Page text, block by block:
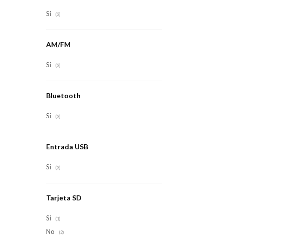
Si (3)
AM/FM
Si (3)
Bluetooth
Si (3)
Entrada USB
Si (3)
Tarjeta SD
Si (1)
No (2)